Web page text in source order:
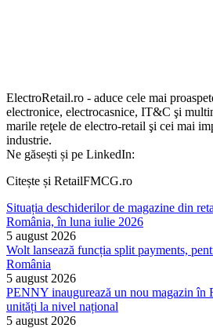
ElectroRetail.ro - aduce cele mai
electronice, electrocasnice, IT&C şi
marile reţele de electro-retail şi cei mai
industrie.
Ne găsești și pe LinkedIn:
Citește și RetailFMCG.ro
Situația deschiderilor de magazine din
România, în luna iulie 2026
5 august 2026
Wolt lansează funcția split payments,
România
5 august 2026
PENNY inaugurează un nou magazin în
unități la nivel național
5 august 2026